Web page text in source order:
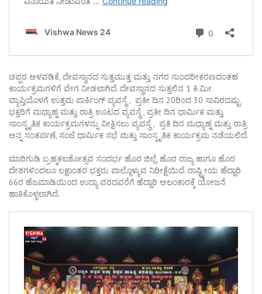
ಚಪ್ಪರ ಅಳವಡಿಕೆ, ದೇವಸ್ಥಾನದ ಸುತ್ತಮುತ್ತ ಮತ್ತು ನಗರ ಸುಂದರೀಕರಣದಂತಹ
ಕಾರ್ಯಕ್ರಮಗಳಿಗೆ ವೇಗ ನೀಡಲಾಗಿದೆ. ದೇವಸ್ಥಾನದ ಸುತ್ತಲಿನ 1 ಕಿ.ಮೀ.
ವ್ಯಾಪ್ತಿಯೊಳಗೆ ಉತ್ತಮ ಪಾರ್ಕಿಂಗ್‌ ವ್ಯವಸ್ಥೆ , ಪ್ರತೀ ದಿನ 20ರಿಂದ 30 ಸಾವಿರದಷ್ಟು
ಭಕ್ತರಿಗೆ ಮಧ್ಯಾಹ್ನ ಮತ್ತು ರಾತ್ರಿ ಊಟದ ವ್ಯವಸ್ಥೆ , ಪ್ರತೀ ದಿನ ಧಾರ್ಮಿಕ ಮತ್ತು
ಸಾಂಸ್ಕೃತಿಕ ಕಾರ್ಯಕ್ರಮಗಳನ್ನು ವೀಕ್ಷಿಸಲು ವ್ಯವಸ್ಥೆ , ಪ್ರತಿ ದಿನ ಮಧ್ಯಾಹ್ನ ಮತ್ತು ರಾತ್ರಿ
ಅನ್ನ ಸಂತರ್ಪಣೆ, ಸಂಜೆ ಧಾರ್ಮಿಕ ಸಭೆ ಮತ್ತು ಸಾಂಸ್ಕೃತಿಕ ಕಾರ್ಯಕ್ರಮ ನಡೆಯಲಿದೆ.
ಮಾರಿಗುಡಿ ಬ್ರಹ್ಮಕಲಶೋತ್ಸವ ಸಂದರ್ಭ ಹೊರ ಜಿಲ್ಲೆ, ಹೊರ ರಾಜ್ಯ ಹಾಗೂ ಹೊರ
ದೇಶಗಳಿಂದಲೂ ಲಕ್ಷಾಂತರ ಭಕ್ತರು ಪಾಲ್ಗೊಳ್ಳುವ ನಿರೀಕ್ಷೆಯಿದೆ. ರಾಷ್ಟ್ರೀಯ ಹೆದ್ದಾರಿ
66ರ ಹೆಜಮಾಡಿಯಿಂದ ಉದ್ಯಾ ವರದವರೆಗೆ ಹೆದ್ದಾರಿ ಅಲಂಕಾರಕ್ಕೆ ಯೋಜನೆ
ಹಾಕಿಕೊಳ್ಳಲಾಗಿದೆ.